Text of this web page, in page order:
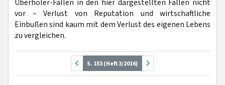
Überholer-Fällen in den hier dargestellten Fällen nicht
vor – Verlust von Reputation und wirtschaftliche
Einbußen sind kaum mit dem Verlust des eigenen Lebens
zu vergleichen.
S. 153 (Heft 3/2016)